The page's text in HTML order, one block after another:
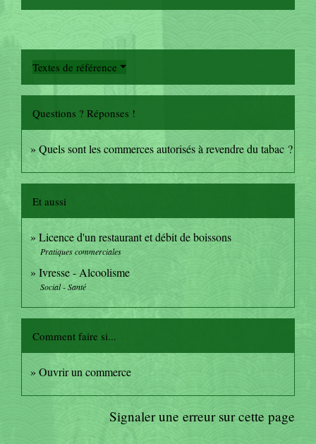
Textes de référence
Questions ? Réponses !
Quels sont les commerces autorisés à revendre du tabac ?
Et aussi
Licence d'un restaurant et débit de boissons
Pratiques commerciales
Ivresse - Alcoolisme
Social - Santé
Comment faire si...
Ouvrir un commerce
Signaler une erreur sur cette page